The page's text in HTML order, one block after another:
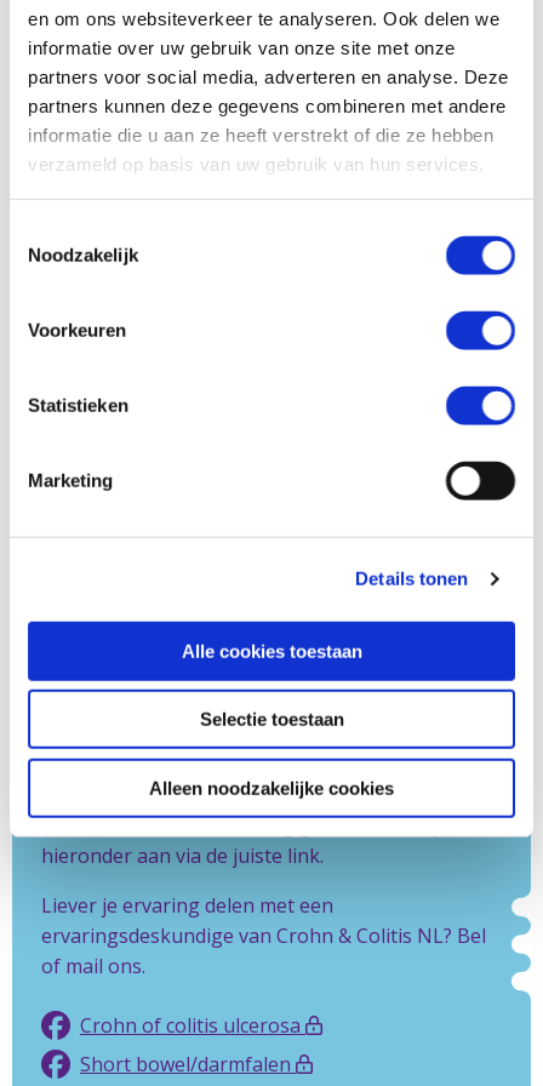
en om ons websiteverkeer te analyseren. Ook delen we
informatie over uw gebruik van onze site met onze
partners voor social media, adverteren en analyse. Deze
partners kunnen deze gegevens combineren met andere
informatie die u aan ze heeft verstrekt of die ze hebben
verzameld op basis van uw gebruik van hun services.
Noodzakelijk
Voorkeuren
Statistieken
Marketing
Details tonen
Alle cookies toestaan
Selectie toestaan
Alleen noodzakelijke cookies
diagnose colitis
ulcerosa. De
afgelopen jaren
is zij nauwelijks
in remissie
Arno heeft ze
twee dochters
In haar blogs neemt zij jullie mee
in haar leven met de ziekte en de daarbij behorende
vastberaden er altijd het beste van te maken.
@leven.met.colitis.ulcerosa
Je ervaring of verhaal delen met andere mensen
met Crohn of colitis? Dat kan in onze besloten
Facebookgroep voor ouders van kinderen met
Crohn of colitis. En er is een besloten
Facebookgroep voor mensen met
shortbowel/darmfalen. Nog geen lid? Meld je
hieronder aan via de juiste link.
Liever je ervaring delen met een
ervaringsdeskundige van Crohn & Colitis NL? Bel
of mail ons.
Crohn of colitis ulcerosa
Short bowel/darmfalen